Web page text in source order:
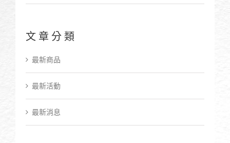
文章分類
最新商品
最新活動
最新消息